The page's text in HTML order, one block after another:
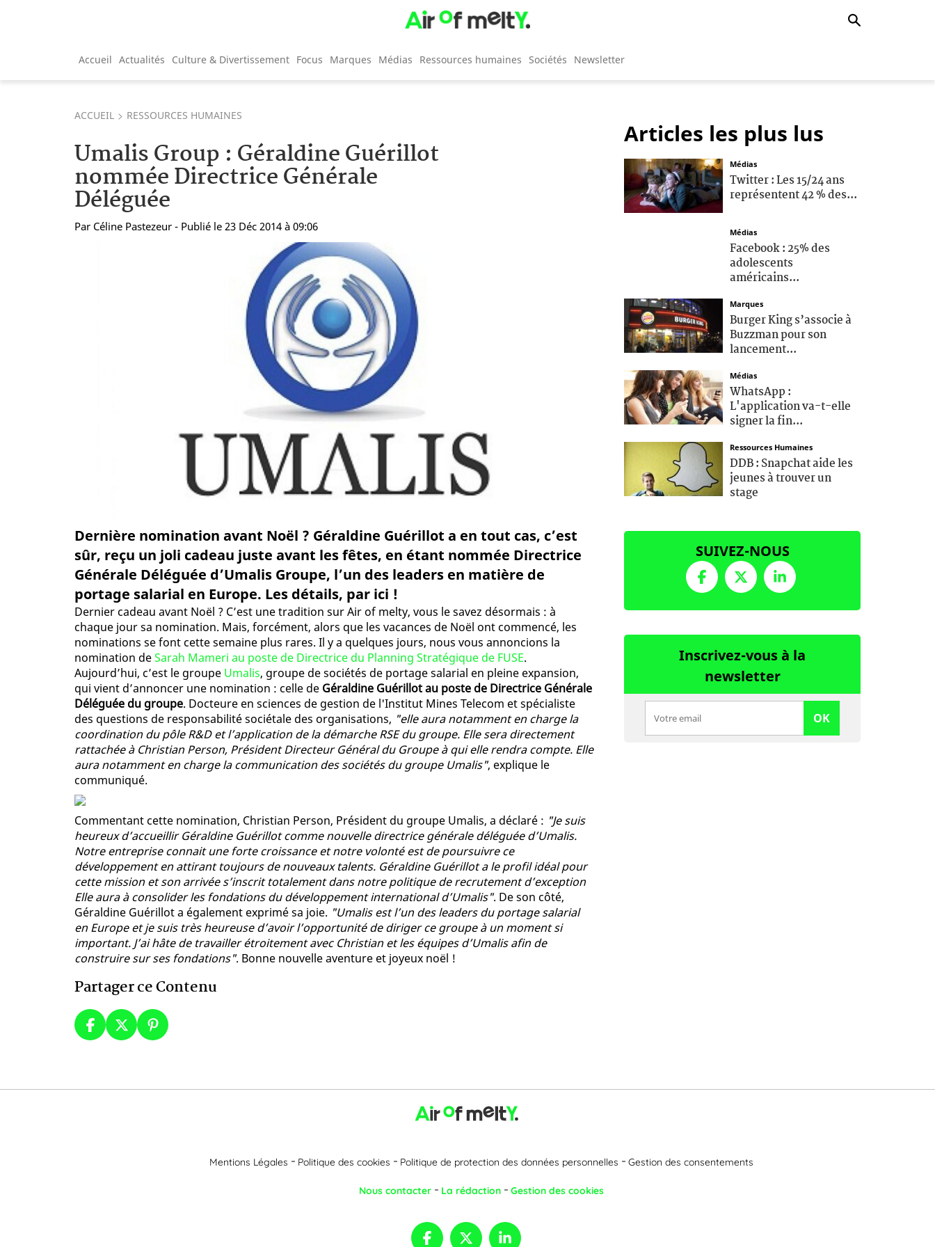
Accueil Actualités Culture & Divertissement Focus Marques Médias Ressources humaines Sociétés Newsletter
ACCUEIL RESSOURCES HUMAINES
Umalis Group : Géraldine Guérillot
nommée Directrice Générale
Déléguée
Par Céline Pastezeur - Publié le 23 Déc 2014 à 09:06
Dernière nomination avant Noël ? Géraldine Guérillot a en tout cas, c’est
sûr, reçu un joli cadeau juste avant les fêtes, en étant nommée Directrice
Générale Déléguée d’Umalis Groupe, l’un des leaders en matière de
portage salarial en Europe. Les détails, par ici !
Dernier cadeau avant Noël ? C’est une tradition sur Air of melty, vous le savez désormais : à
chaque jour sa nomination. Mais, forcément, alors que les vacances de Noël ont commencé, les
nominations se font cette semaine plus rares. Il y a quelques jours, nous vous annoncions la
nomination deSarah Mameri au poste de Directrice du Planning Stratégique de FUSE.
Aujourd’hui, c’est le groupe Umalis, groupe de sociétés de portage salarial en pleine expansion,
qui vient d’annoncer une nomination : celle de Géraldine Guérillot au poste de Directrice Générale
Déléguée du groupe. Docteure en sciences de gestion de l'Institut Mines Telecom et spécialiste
des questions de responsabilité sociétale des organisations, "elle aura notamment en charge la
coordination du pôle R&D et l’application de la démarche RSE du groupe. Elle sera directement
rattachée à Christian Person, Président Directeur Général du Groupe à qui elle rendra compte. Elle
aura notamment en charge la communication des sociétés du groupe Umalis", explique le
communiqué.
Commentant cette nomination, Christian Person, Président du groupe Umalis, a déclaré : "Je suis
heureux d’accueillir Géraldine Guérillot comme nouvelle directrice générale déléguée d’Umalis.
Notre entreprise connait une forte croissance et notre volonté est de poursuivre ce
développement en attirant toujours de nouveaux talents. Géraldine Guérillot a le profil idéal pour
cette mission et son arrivée s’inscrit totalement dans notre politique de recrutement d’exception
Elle aura à consolider les fondations du développement international d’Umalis". De son côté,
Géraldine Guérillot a également exprimé sa joie. "Umalis est l’un des leaders du portage salarial
en Europe et je suis très heureuse d’avoir l’opportunité de diriger ce groupe à un moment si
important. J’ai hâte de travailler étroitement avec Christian et les équipes d’Umalis afin de
construire sur ses fondations". Bonne nouvelle aventure et joyeux noël !
Partager ce Contenu
Articles les plus lus
Médias
Twitter : Les 15/24 ans
représentent 42 % des...
Médias
Facebook : 25% des
adolescents
américains...
Marques
Burger King s’associe à
Buzzman pour son
lancement...
Médias
WhatsApp :
L'application va-t-elle
signer la fin...
Ressources Humaines
DDB : Snapchat aide les
jeunes à trouver un
stage
SUIVEZ-NOUS
Inscrivez-vous à la
newsletter
OK
Mentions Légales Politique des cookies Politique de protection des données personnelles Gestion des consentements
Nous contacter La rédaction Gestion des cookies